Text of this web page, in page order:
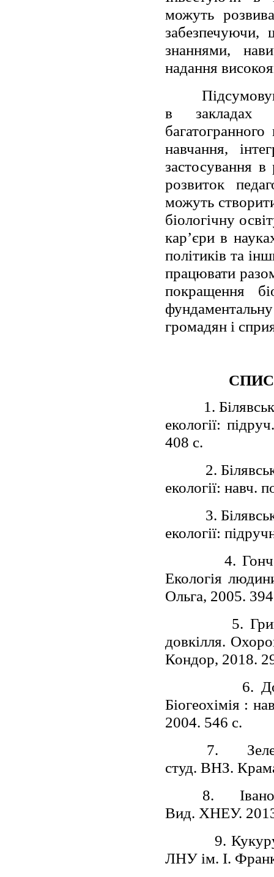
можуть
забезпечуючи,
знаннями,
надання
в закладах
навчання,
застосування
розвиток
можуть
біологічну
кар’єри в
політиків та
працювати
покращення
громадян і
1.
екології:
408 с.
2.
екології: навч.
3.
екології:
4.
Екологія
Ольга, 2005.
5.
довкілля.
Кондор, 2018.
6.
Біогеохімія :
2004. 546 с.
7.
студ. ВНЗ.
8.
Вид. ХНЕУ.
9.
ЛНУ ім. I.